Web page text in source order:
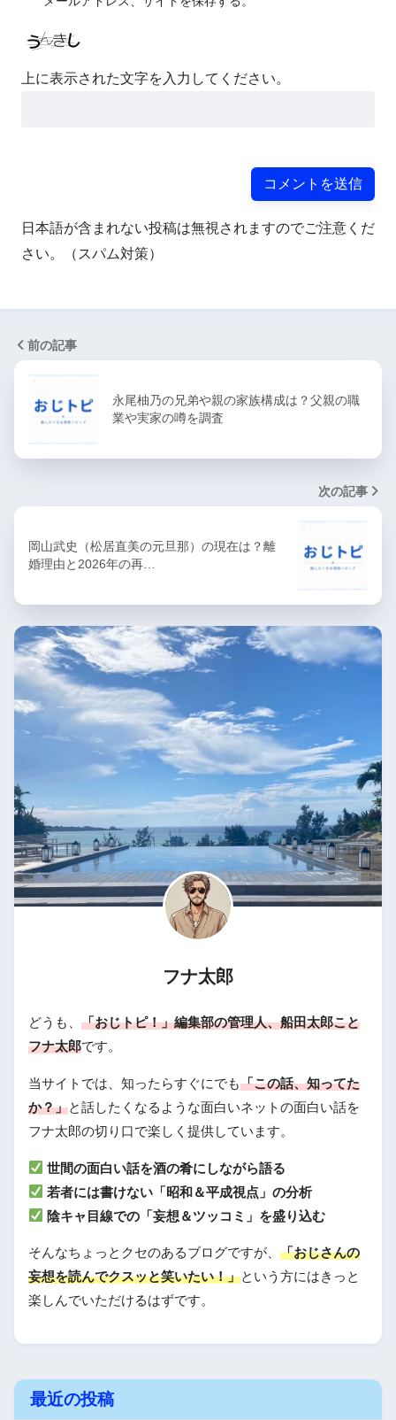
上に表示された文字を入力してください。
日本語が含まれない投稿は無視されますのでご注意くだ
さい。（スパム対策）
前の記事
永尾柚乃の兄弟や親の家族構成は？父親の職
業や実家の噂を調査
次の記事
岡山武史（松居直美の元旦那）の現在は？離
婚理由と2026年の再…
フナ太郎
どうも、 「おじトピ！」編集部の管理人、船田太郎こと
フナ太郎です。
当サイトでは、知ったらすぐにでも「この話、知ってた
か？」と話したくなるような面白いネットの面白い話を
フナ太郎の切り口で楽しく提供しています。
世間の面白い話を酒の肴にしながら語る
若者には書けない「昭和＆平成視点」の分析
陰キャ目線での「妄想＆ツッコミ」を盛り込む
そんなちょっとクセのあるブログですが、 「おじさんの
妄想を読んでクスッと笑いたい！」という方にはきっと
楽しんでいただけるはずです。
最近の投稿